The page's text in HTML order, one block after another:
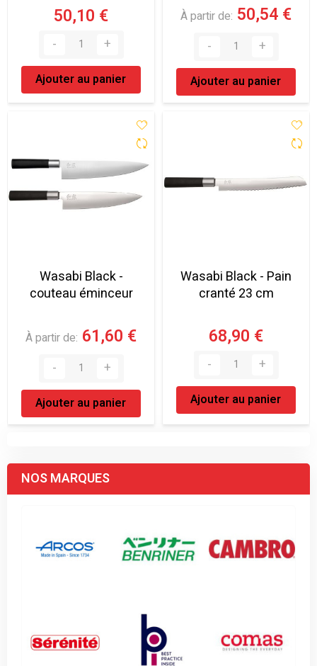
50,10 €
Ajouter au panier
À partir de 50,54 €
Ajouter au panier
Wasabi Black -
couteau éminceur
À partir de 61,60 €
Ajouter au panier
Wasabi Black - Pain
cranté 23 cm
68,90 €
Ajouter au panier
NOS MARQUES